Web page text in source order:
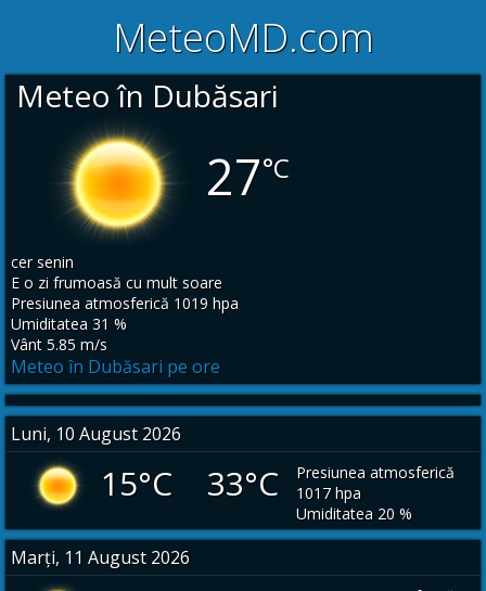
MeteoMD.com
Meteo în Dubăsari
27°C
cer senin
E o zi frumoasă cu mult soare
Presiunea atmosferică 1019 hpa
Umiditatea 31 %
Vânt 5.85 m/s
Meteo în Dubăsari pe ore
Luni, 10 August 2026
15°C 33°C
Presiunea atmosferică
1017 hpa
Umiditatea 20 %
Marți, 11 August 2026